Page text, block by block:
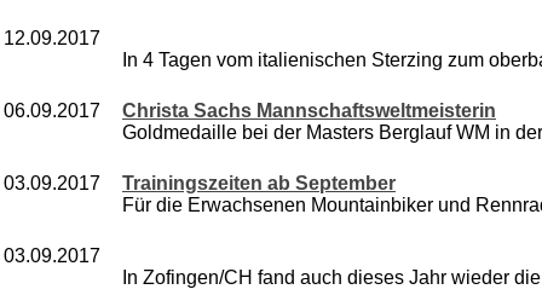
12.09.2017
In 4 Tagen vom italienischen Sterzing zum
06.09.2017
Christa Sachs Mannschaftsweltmeisterin
Goldmedaille bei der Masters Berglauf WM in
03.09.2017
Trainingszeiten ab September
Für die Erwachsenen Mountainbiker und
03.09.2017
In Zofingen/CH fand auch dieses Jahr wieder